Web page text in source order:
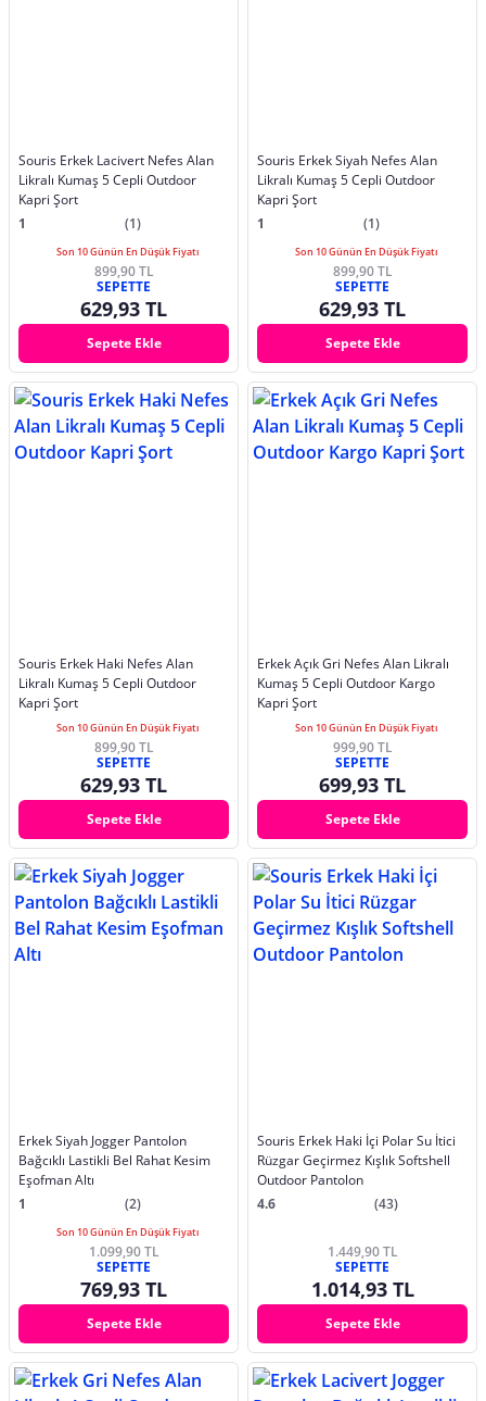
Souris Erkek Lacivert Nefes Alan
Likralı Kumaş 5 Cepli Outdoor
Kapri Şort
1
(1)
Son 10 Günün En Düşük Fiyatı
899,90 TL
SEPETTE
629,93 TL
Sepete Ekle
Souris Erkek Siyah Nefes Alan
Likralı Kumaş 5 Cepli Outdoor
Kapri Şort
1
(1)
Son 10 Günün En Düşük Fiyatı
899,90 TL
SEPETTE
629,93 TL
Sepete Ekle
Souris Erkek Haki Nefes Alan
Likralı Kumaş 5 Cepli Outdoor
Kapri Şort
Son 10 Günün En Düşük Fiyatı
899,90 TL
SEPETTE
629,93 TL
Sepete Ekle
Erkek Açık Gri Nefes Alan Likralı
Kumaş 5 Cepli Outdoor Kargo
Kapri Şort
Son 10 Günün En Düşük Fiyatı
999,90 TL
SEPETTE
699,93 TL
Sepete Ekle
Erkek Siyah Jogger Pantolon
Bağcıklı Lastikli Bel Rahat Kesim
Eşofman Altı
1
(2)
Son 10 Günün En Düşük Fiyatı
1.099,90 TL
SEPETTE
769,93 TL
Sepete Ekle
Souris Erkek Haki İçi Polar Su İtici
Rüzgar Geçirmez Kışlık Softshell
Outdoor Pantolon
4.6
(43)
1.449,90 TL
SEPETTE
1.014,93 TL
Sepete Ekle